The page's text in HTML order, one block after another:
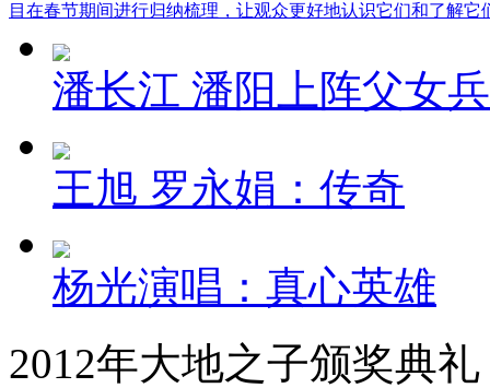
目在春节期间进行归纳梳理，让观众更好地认识它们和了解
潘长江 潘阳上阵父女兵
王旭 罗永娟：传奇
杨光演唱：真心英雄
2012年大地之子颁奖典礼